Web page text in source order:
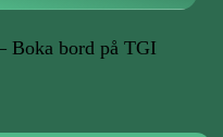
Boka bord på TGI